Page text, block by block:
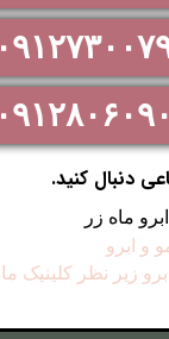
دنبال کنید.